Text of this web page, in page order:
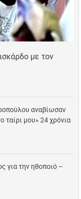
με τον
αναβίωσαν
ταίρι μου» 24 χρόνια
για την ηθοποιό –